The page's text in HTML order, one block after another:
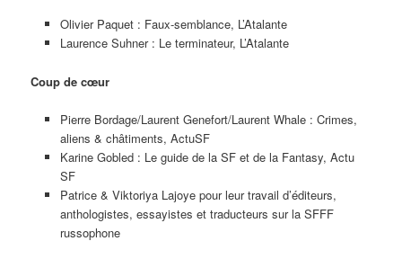
Olivier Paquet : Faux-semblance, L’Atalante
Laurence Suhner : Le terminateur, L’Atalante
Coup de cœur
Pierre Bordage/Laurent Genefort/Laurent Whale : Crimes,
aliens & châtiments, ActuSF
Karine Gobled : Le guide de la SF et de la Fantasy, Actu
SF
Patrice & Viktoriya Lajoye pour leur travail d’éditeurs,
anthologistes, essayistes et traducteurs sur la SFFF
russophone